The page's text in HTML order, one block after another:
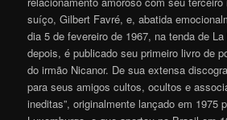
suíço, Gilbert Favré, e, abatida
dia 5 de fevereiro de 1967, na tenda de
depois, é publicado seu primeiro livro de
do irmão Nicanor. De sua extensa
para seus amigos cultos, ocultos e
ineditas”, originalmente lançado em 1975